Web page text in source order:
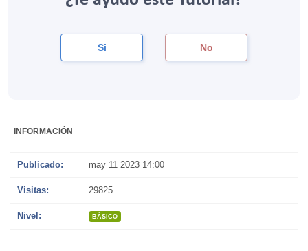
Si No
INFORMACIÓN
Publicado: may 11 2023 14:00
Visitas: 29825
Nivel: BÁSICO